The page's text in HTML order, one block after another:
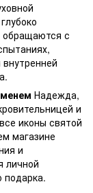
обращаются с
Надежда,
и
иконы святой
магазине
и
личной
подарка.